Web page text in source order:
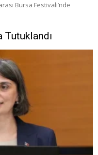
Bursa Festivali’nde
Tutuklandı